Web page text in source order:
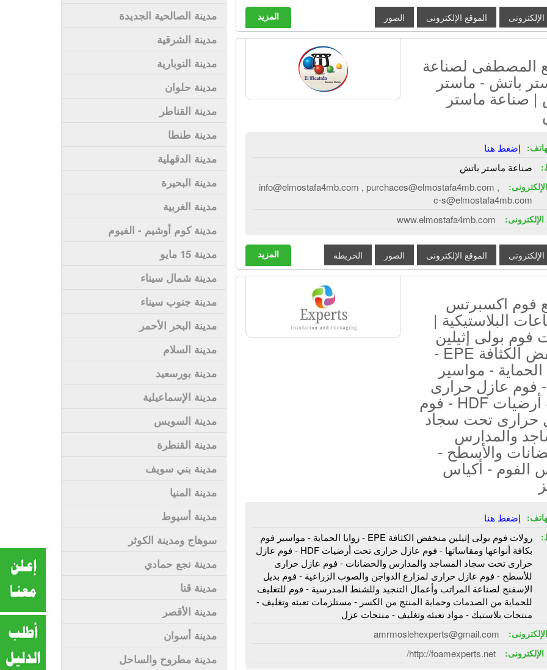
المزيد الإلكترونى الموقع الإلكترونى الصور
المصطفى لصناعة
باتش - ماستر
| صناعة ماستر
إضغط هنا
صناعة ماستر باتش
info@elmostafa4mb.com , purchaces@elmostafa4mb.com ,
c-s@elmostafa4mb.com
www.elmostafa4mb.com
المزيد الإلكترونى الموقع الإلكترونى الصور الخريطه
فوم اكسبرتس
البلاستيكية |
فوم بولى إثيلين
منخفض الكثافة EPE -
الحماية - مواسير
فوم عازل حرارى
تحت أرضيات HDF - فوم
حرارى تحت سجاد
والمدارس
والأسطح -
الفوم - أكياس
إضغط هنا
رولات فوم بولى إثيلين منخفض الكثافة EPE - زوايا الحماية - مواسير فوم
بكافة أنواعها ومقاساتها - فوم عازل حرارى تحت أرضيات HDF - فوم عازل
حرارى تحت سجاد المساجد والمدارس والحضانات - فوم عازل حرارى
للأسطح - فوم عازل حرارى لمزارع الدواجن والصوب الزراعية - فوم بديل
الإسفنج لصناعة المراتب وأعمال التنجيد وللشنط المدرسية - فوم للتغليف
للحماية من الصدمات وحماية المنتج من الكسر - مستلزمات تعبئه وتغليف -
منتجات بلاستيك - مواد تعبئه وتغليف - منتجات عزل
amrmoslehexperts@gmail.com
http://foamexperts.net/
مدينة الصالحية الجديدة
مدينة الشرقية
مدينة النوبارية
مدينة حلوان
مدينة القناطر
مدينة طنطا
مدينة الدقهلية
مدينة البحيرة
مدينة الغربية
مدينة كوم أوشيم - الفيوم
مدينة 15 مايو
مدينة شمال سيناء
مدينة جنوب سيناء
مدينة البحر الأحمر
مدينة السلام
مدينة بورسعيد
مدينة الإسماعيلية
مدينة السويس
مدينة القنطرة
مدينة بني سويف
مدينة المنيا
مدينة أسيوط
سوهاج ومدينة الكوثر
مدينة نجع حمادي
مدينة قنا
مدينة الأقصر
مدينة أسوان
مدينة مطروح والساحل